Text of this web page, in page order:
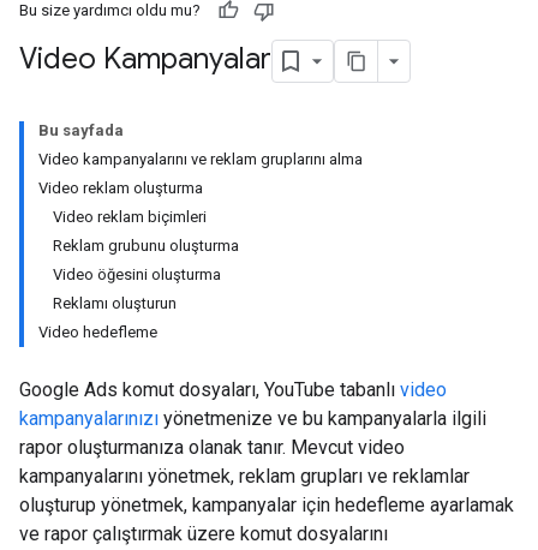
Bu size yardımcı oldu mu?
Video Kampanyalar
Bu sayfada
Video kampanyalarını ve reklam gruplarını alma
Video reklam oluşturma
Video reklam biçimleri
Reklam grubunu oluşturma
Video öğesini oluşturma
Reklamı oluşturun
Video hedefleme
Google Ads komut dosyaları, YouTube tabanlı video
kampanyalarınızı yönetmenize ve bu kampanyalarla ilgili
rapor oluşturmanıza olanak tanır. Mevcut video
kampanyalarını yönetmek, reklam grupları ve reklamlar
oluşturup yönetmek, kampanyalar için hedefleme ayarlamak
ve rapor çalıştırmak üzere komut dosyalarını